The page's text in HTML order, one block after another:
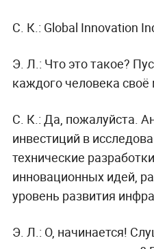
С. К.: Global Innovation
Э. Л.: Что это такое?
каждого человека своё
С. К.: Да, пожалуйста.
инвестиций в
технические
инновационных идей,
уровень развития
Э. Л.: О, начинается!